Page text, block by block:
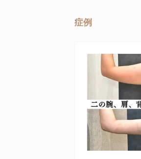
症例